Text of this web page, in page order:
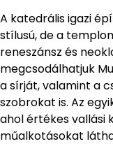
A katedrális igazi
stílusú, de a
reneszánsz és
megcsodálhatjuk
a sírját, valamint a
szobrokat is. Az
ahol értékes vallási
műalkotásokat